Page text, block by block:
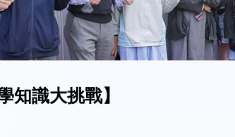
知識大挑戰】